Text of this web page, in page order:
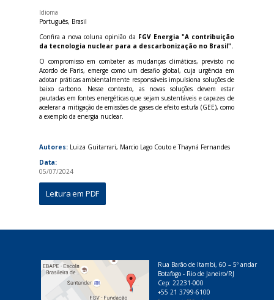
Idioma
Português, Brasil
Confira a nova coluna opinião da FGV Energia "A contribuição
da tecnologia nuclear para a descarbonização no Brasil".
O compromisso em combater as mudanças climáticas, previsto no
Acordo de Paris, emerge como um desafio global, cuja urgência em
adotar práticas ambientalmente responsáveis impulsiona soluções de
baixo carbono. Nesse contexto, as novas soluções devem estar
pautadas em fontes energéticas que sejam sustentáveis e capazes de
acelerar a mitigação de emissões de gases de efeito estufa (GEE), como
a exemplo da energia nuclear.
Autores: Luiza Guitarrari, Marcio Lago Couto e Thayná Fernandes
Data:
05/07/2024
Leitura em PDF
Rua Barão de Itambi, 60 – 5º andar
Botafogo - Rio de Janeiro/RJ
Cep: 22231-000
+55 21 3799-6100